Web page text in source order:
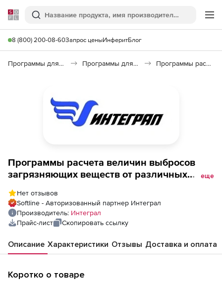
Softline
Поиск
8 (800) 200-08-60Запрос ценыИнферитБлог
Программы для образования и науки Программы для научных расчетов Программы расчета величин выбросов загрязняющих веществ от различных производств от компании «Интеграл»
Программы расчета величин выбросов
загрязняющих веществ от различных
Добыча угля 1.10
еще
Нет отзывов
Softline - Авторизованный партнер Интеграл
Производитель: Интеграл
Прайс-лист
Скопировать ссылку
Описание Характеристики Отзывы Доставка и оплата
Коротко о товаре